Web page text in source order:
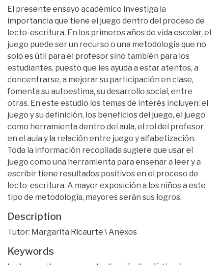
El presente ensayo académico investiga la
importancia que tiene el juego dentro del proceso de
lecto-escritura. En los primeros años de vida escolar, el
juego puede ser un recurso o una metodología que no
solo es útil para el profesor sino también para los
estudiantes, puesto que les ayuda a estar atentos, a
concentrarse, a mejorar su participación en clase,
fomenta su autoestima, su desarrollo social, entre
otras. En este estudio los temas de interés incluyen: el
juego y su definición, los beneficios del juego, el juego
como herramienta dentro del aula, el rol del profesor
en el aula y la relación entre juego y alfabetización.
Toda la información recopilada sugiere que usar el
juego como una herramienta para enseñar a leer y a
escribir tiene resultados positivos en el proceso de
lecto-escritura. A mayor exposición a los niños a este
tipo de metodología, mayores serán sus logros.
Description
Tutor: Margarita Ricaurte \ Anexos
Keywords